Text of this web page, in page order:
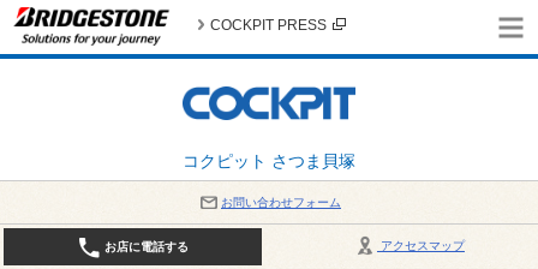
コクピット さつま貝塚
COCKPIT PRESS
お問い合わせフォーム
アクセスマップ
お店に電話する